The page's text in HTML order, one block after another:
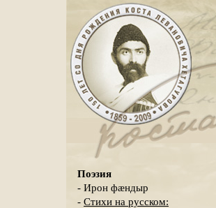
Поэзия
- Ирон фæндыр
- Стихи на русском: